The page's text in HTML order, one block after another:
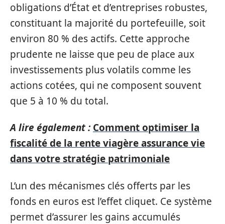
obligations d’État et d’entreprises robustes,
constituant la majorité du portefeuille, soit
environ 80 % des actifs. Cette approche
prudente ne laisse que peu de place aux
investissements plus volatils comme les
actions cotées, qui ne composent souvent
que 5 à 10 % du total.
A lire également : Comment optimiser la
fiscalité de la rente viagère assurance vie
dans votre stratégie patrimoniale
L’un des mécanismes clés offerts par les
fonds en euros est l’effet cliquet. Ce système
permet d’assurer les gains accumulés